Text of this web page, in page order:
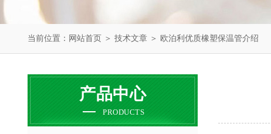
当前位置： 网站首页 ＞ 技术文章 ＞ 欧泊利优质橡塑保温管介绍
产品中心
PRODUCTS